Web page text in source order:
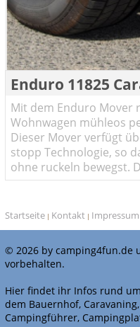
Enduro 11825
Mit dem Enduro Mover
Wohnwagen mühleos
Dieser Mover verfügt
stopp Technologie, so
Startseite | Kontakt | Impressum
© 2026 by camping4fun.de
vorbehalten.
Hier findet ihr Infos rund
dem Bauernhof,
Campingführer,